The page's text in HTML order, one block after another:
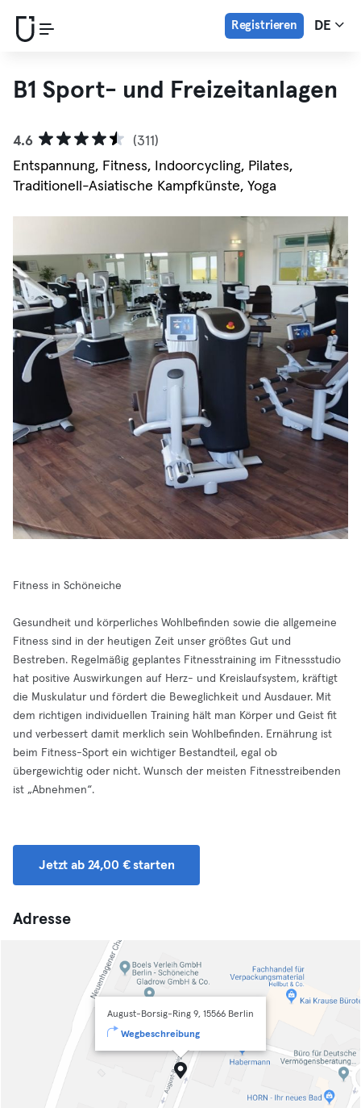
Registrieren DE
B1 Sport- und Freizeitanlagen
4.6
(311)
Entspannung, Fitness, Indoorcycling, Pilates,
Traditionell-Asiatische Kampfkünste, Yoga
Fitness in Schöneiche
Gesundheit und körperliches Wohlbefinden sowie die allgemeine
Fitness sind in der heutigen Zeit unser größtes Gut und
Bestreben. Regelmäßig geplantes Fitnesstraining im Fitnessstudio
hat positive Auswirkungen auf Herz- und Kreislaufsystem, kräftigt
die Muskulatur und fördert die Beweglichkeit und Ausdauer. Mit
dem richtigen individuellen Training hält man Körper und Geist fit
und verbessert damit merklich sein Wohlbefinden. Ernährung ist
beim Fitness-Sport ein wichtiger Bestandteil, egal ob
übergewichtig oder nicht. Wunsch der meisten Fitnesstreibenden
ist „Abnehmen“.
Jetzt ab 24,00 € starten
Adresse
August-Borsig-Ring 9, 15566 Berlin
Wegbeschreibung